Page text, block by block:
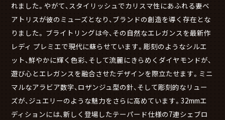
れました。やがて、スタイリッシュでカリスマ性にあふれる妻ベ
アトリスが彼のミューズとなり、ブランドの創造を導く存在とな
りました。 ブライトリングは今、その自然なエレガンスを最新作
レディ プレミエで現代に蘇らせています。彫刻のようなシルエ
ット、鮮やかに輝く色彩、そして流麗にきらめくダイヤモンドが、
遊び心とエレガンスを融合させたデザインを際立たせます。ミニ
マルなアラビア数字、ロザンジュ型の針、そして彫刻的なリュー
ズが、ジュエリーのような魅力をさらに高めています。32mmエ
ディションには、新しく登場したテーパード仕様の7連シェブロ